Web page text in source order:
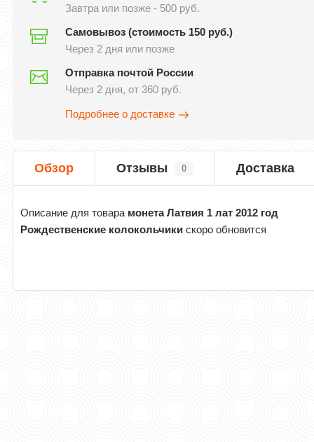
Завтра или позже - 500 руб.
Самовывоз (стоимость 150 руб.)
Через 2 дня или позже
Отправка почтой России
Через 2 дня, от 360 руб.
Подробнее о доставке
Обзор Отзывы 0 Доставка
Описание для товара монета Латвия 1 лат 2012 год
Рождественские колокольчики скоро обновится